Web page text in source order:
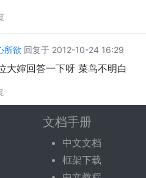
所欲 回复于 2012-10-24 16:29
大婶回答一下呀 菜鸟不明白
可以回复。 登录| 立即注册
文档手册
中文文档
框架下载